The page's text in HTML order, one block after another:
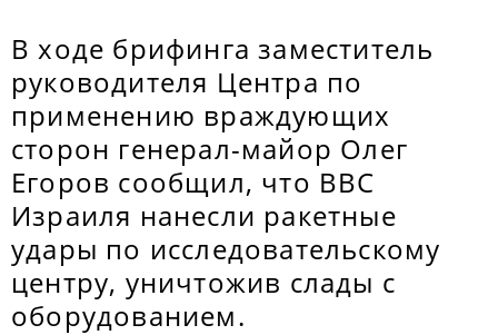
В ходе брифинга заместитель
руководителя Центра по
применению враждующих
сторон генерал-майор Олег
Егоров сообщил, что ВВС
Израиля нанесли ракетные
удары по исследовательскому
центру, уничтожив слады с
оборудованием.